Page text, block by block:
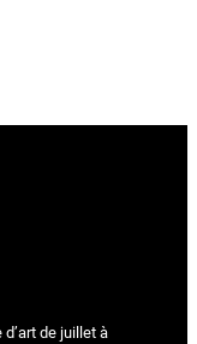
de juillet à